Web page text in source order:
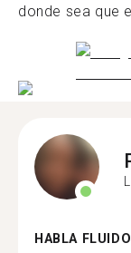
donde sea que
HABLA FLUIDO